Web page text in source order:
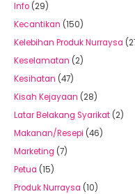
Info (29)
Kecantikan (150)
Kelebihan Produk Nurraysa
Keselamatan (2)
Kesihatan (47)
Kisah Kejayaan (28)
Latar Belakang Syarikat (2)
Makanan/Resepi (46)
Marketing (7)
Petua (15)
Produk Nurraysa (10)